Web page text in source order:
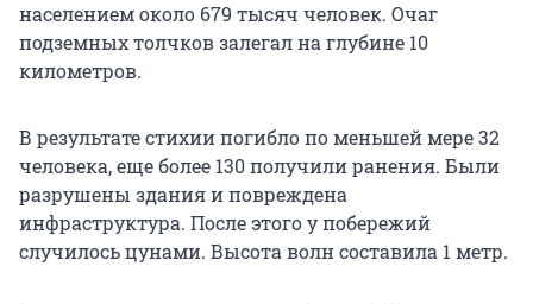
населением около 679 тысяч человек. Очаг
подземных толчков залегал на глубине 10
километров.
В результате стихии погибло по меньшей мере 32
человека, еще более 130 получили ранения. Были
разрушены здания и повреждена
инфраструктура. После этого у побережий
случилось цунами. Высота волн составила 1 метр.